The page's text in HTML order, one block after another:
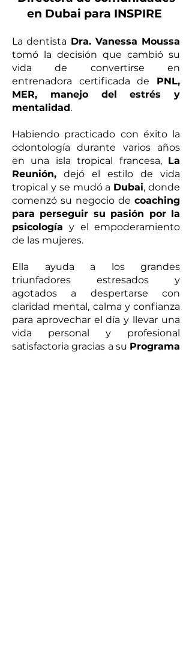
en Dubai para INSPIRE
La dentista Dra. Vanessa Moussa
tomó la decisión que cambió su
vida de convertirse en
entrenadora certificada de PNL,
MER, manejo del estrés y
mentalidad.
Habiendo practicado con éxito la
odontología durante varios años
en una isla tropical francesa, La
Reunión, dejó el estilo de vida
tropical y se mudó a Dubai, donde
comenzó su negocio de coaching
para perseguir su pasión por la
psicologíay el empoderamiento
de las mujeres.
Ella ayuda a los grandes
triunfadores estresados y
agotados a despertarse con
claridad mental, calma y confianza
para aprovechar el día y llevar una
vida personal y profesional
satisfactoria gracias a su Programa